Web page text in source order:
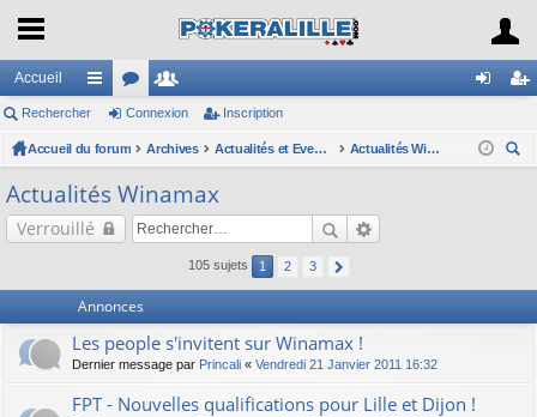
Accueil
ac
co
ur
ci
or
u
m
s
e
m
es
ne cri
Rechercher Connexion Inscription
Accueil du forum Archives Actualités et Evenements / Online
Actualités Winamax
Actualités Winamax
Verrouillé
105 sujets 1 2 3
Annonces
Les people s'invitent sur Winamax !
Dernier message par Princali « Vendredi 21 Janvier 2011 16:32
FPT - Nouvelles qualifications pour Lille et Dijon !